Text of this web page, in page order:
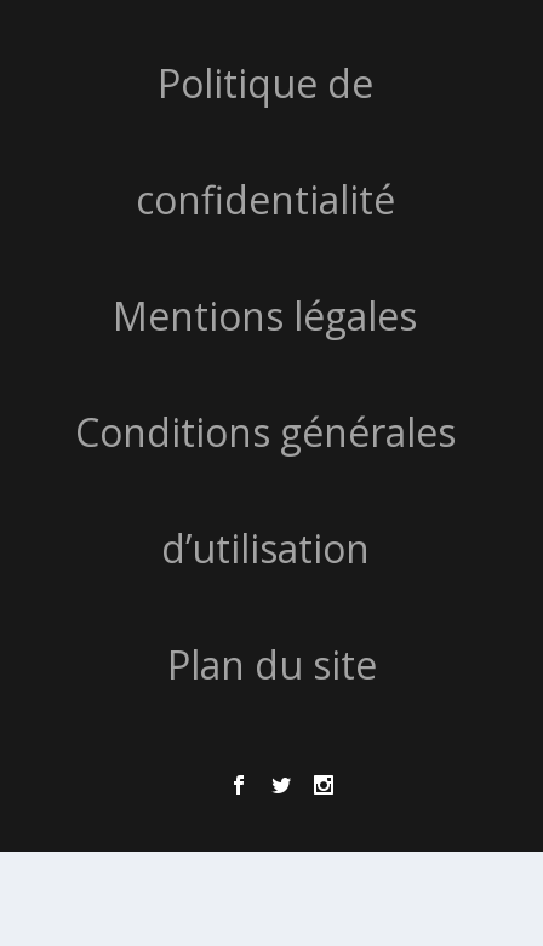
Politique de
confidentialité
Mentions légales
Conditions générales
d’utilisation
Plan du site